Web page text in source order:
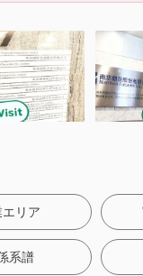
リア
系譜